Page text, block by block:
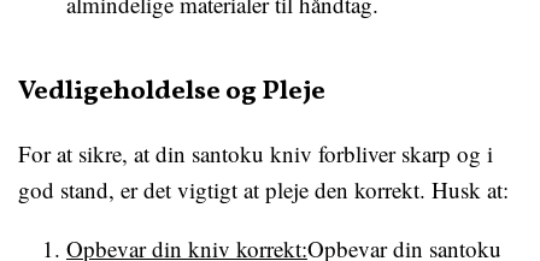
Vedligeholdelse og Pleje
For at sikre, at din santoku kniv forbliver skarp og i
god stand, er det vigtigt at pleje den korrekt. Husk at:
Opbevar din kniv korrekt:Opbevar din santoku